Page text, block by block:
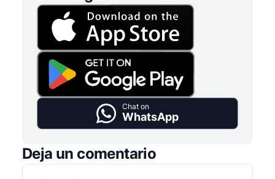
Chat on
WhatsApp
Deja un comentario